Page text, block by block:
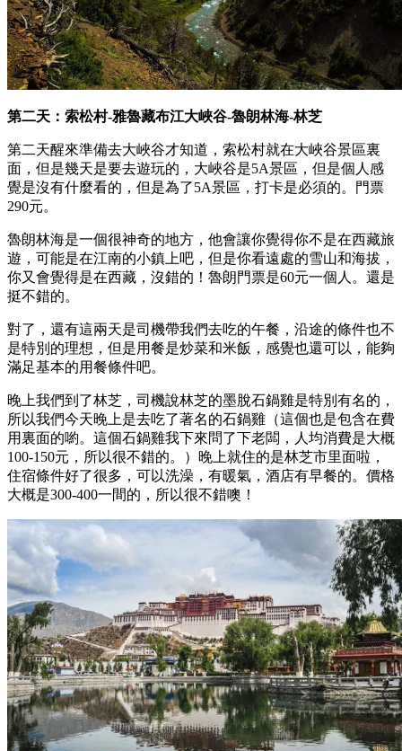
第二天：索松村-雅魯藏布江大峽谷-魯朗林海-林芝
第二天醒來準備去大峽谷才知道，索松村就在大峽谷景區裏
面，但是幾天是要去遊玩的，大峽谷是5A景區，但是個人感
覺是沒有什麼看的，但是為了5A景區，打卡是必須的。門票
290元。
魯朗林海是一個很神奇的地方，他會讓你覺得你不是在西藏旅
遊，可能是在江南的小鎮上吧，但是你看遠處的雪山和海拔，
你又會覺得是在西藏，沒錯的！魯朗門票是60元一個人。還是
挺不錯的。
對了，還有這兩天是司機帶我們去吃的午餐，沿途的條件也不
是特別的理想，但是用餐是炒菜和米飯，感覺也還可以，能夠
滿足基本的用餐條件吧。
晚上我們到了林芝，司機說林芝的墨脫石鍋雞是特別有名的，
所以我們今天晚上是去吃了著名的石鍋雞（這個也是包含在費
用裏面的喲。這個石鍋雞我下來問了下老闆，人均消費是大概
100-150元，所以很不錯的。）晚上就住的是林芝市里面啦，
住宿條件好了很多，可以洗澡，有暖氣，酒店有早餐的。價格
大概是300-400一間的，所以很不錯噢！